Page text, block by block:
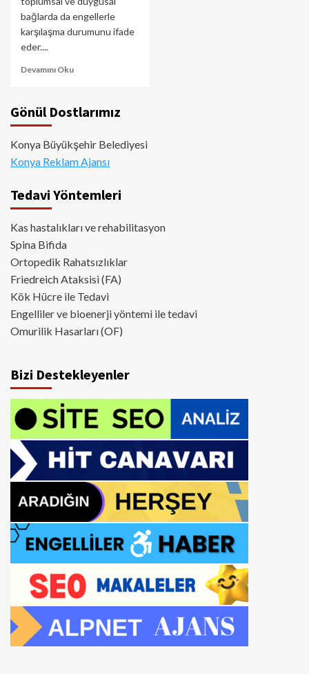
bağlarda da engellerle
karşılaşma durumunu ifade
eder....
Devamını Oku
Gönül Dostlarımız
Konya Büyükşehir Belediyesi
Konya Reklam Ajansı
Tedavi Yöntemleri
Kas hastalıkları ve rehabilitasyon
Spina Bifida
Ortopedik Rahatsızlıklar
Friedreich Ataksisi (FA)
Kök Hücre ile Tedavi
Engelliler ve bioenerji yöntemi ile tedavi
Omurilik Hasarları (OF)
Bizi Destekleyenler